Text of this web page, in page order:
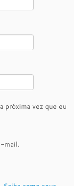
próxima vez que eu
mail.